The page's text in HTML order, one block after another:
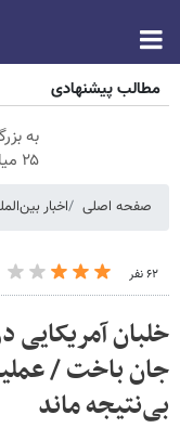
مطالب پیشنهادی
به
۲۵ میلیون !
صفحه اصلی اخبار
۶۲ نفر
خلبان آمریکایی
بی‌نتیجه ماند